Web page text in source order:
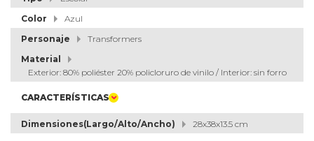
Color
Azul
Personaje
Transformers
Material
Exterior: 80% poliéster 20% policloruro de vinilo / Interior: sin forro
CARACTERÍSTICAS
Dimensiones(Largo/Alto/Ancho) 28x38x13.5 cm